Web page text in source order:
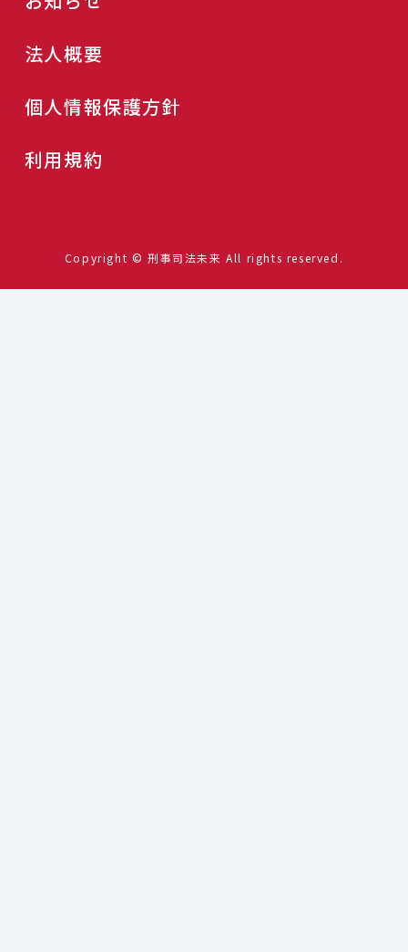
法人概要
個人情報保護方針
利用規約
Copyright © 刑事司法未来 All rights reserved.